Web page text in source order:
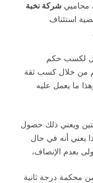
محاميي شركة نخبة
استئناف
لكسب حكم
من خلال كسب ثقة
ما يعمل عليه
ويعني ذلك حصول
يعني أنه في حال
بعدم الإنصاف،
محكمة درجة ثانية